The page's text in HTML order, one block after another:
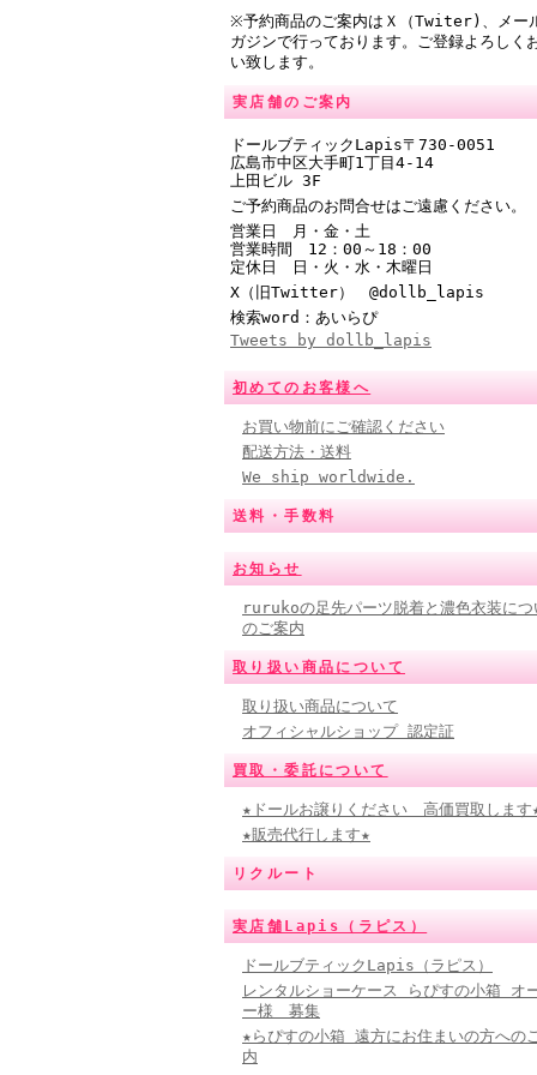
※予約商品のご案内はＸ（Twiter)、メー
ガジンで行っております。ご登録よろしく
い致します。
実店舗のご案内
ドールブティックLapis〒730-0051
広島市中区大手町1丁目4-14
上田ビル 3F
ご予約商品のお問合せはご遠慮ください。
営業日 月・金・土
営業時間
12：00～18：00
定休日 日・火・水・木曜日
X（旧Twitter） @dollb_lapis
検索word：あいらぴ
Tweets by dollb_lapis
初めてのお客様へ
お買い物前にご確認ください
配送方法・送料
We ship worldwide.
送料・手数料
お知らせ
rurukoの足先パーツ脱着と濃色衣装につ
のご案内
取り扱い商品について
取り扱い商品について
オフィシャルショップ 認定証
買取・委託について
★ドールお譲りください 高価買取します
★販売代行します★
リクルート
実店舗Lapis（ラピス）
ドールブティックLapis（ラピス）
レンタルショーケース らぴすの小箱 オ
ー様 募集
★らぴすの小箱 遠方にお住まいの方への
内